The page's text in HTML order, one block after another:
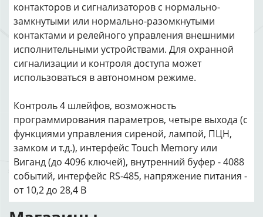
контакторов и сигнализаторов с нормально-
замкнутыми или нормально-разомкнутыми
контактами и релейного управления внешними
исполнительными устройствами. Для охранной
сигнализации и контроля доступа может
использоваться в автономном режиме.
Контроль 4 шлейфов, возможность
программирования параметров, четыре выхода (с
функциями управления сиреной, лампой, ПЦН,
замком и т.д.), интерфейс Touch Memory или
Виганд (до 4096 ключей), внутренний буфер - 4088
событий, интерфейс RS-485, напряжение питания -
от 10,2 до 28,4 В